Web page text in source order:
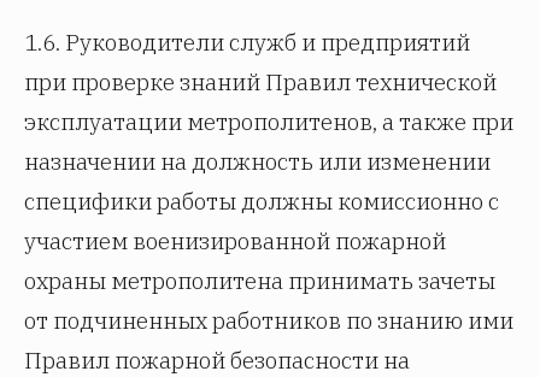
1.6. Руководители служб и предприятий
при проверке знаний Правил технической
эксплуатации метрополитенов, а также при
назначении на должность или изменении
специфики работы должны комиссионно с
участием военизированной пожарной
охраны метрополитена принимать зачеты
от подчиненных работников по знанию ими
Правил пожарной безопасности на